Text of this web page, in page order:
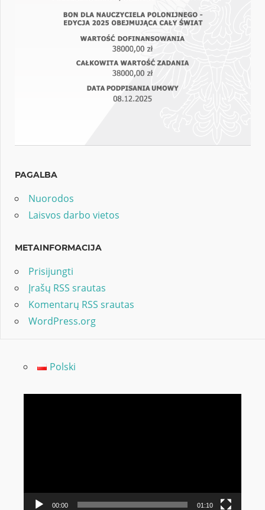
PAGALBA
Nuorodos
Laisvos darbo vietos
METAINFORMACIJA
Prisijungti
Įrašų RSS srautas
Komentarų RSS srautas
WordPress.org
Polski
00:00 01:10